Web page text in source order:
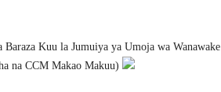
Kuu la Jumuiya ya Umoja wa Wanawake
na CCM Makao Makuu)